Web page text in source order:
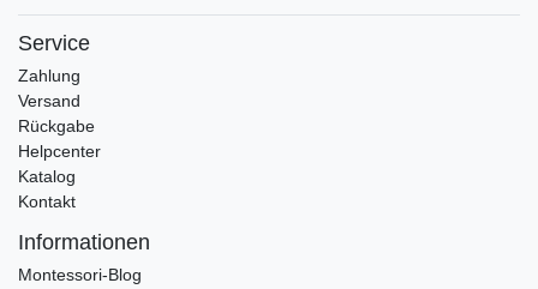
Service
Zahlung
Versand
Rückgabe
Helpcenter
Katalog
Kontakt
Informationen
Montessori-Blog